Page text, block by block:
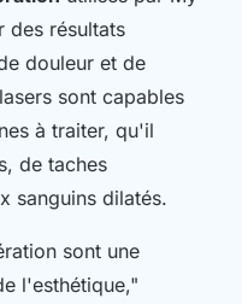
des résultats
douleur et de
sont capables
à traiter, qu'il
de taches
sanguins dilatés.
sont une
l'esthétique,"